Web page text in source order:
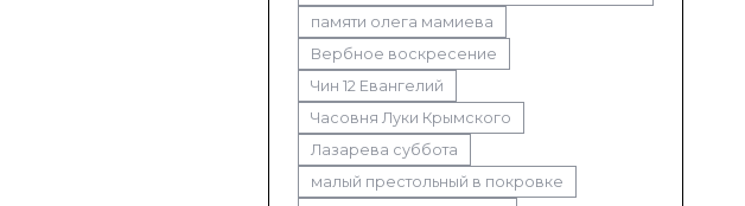
памяти олега мамиева
Вербное воскресение
Чин 12 Евангелий
Часовня Луки Крымского
Лазарева суббота
малый престольный в покровке